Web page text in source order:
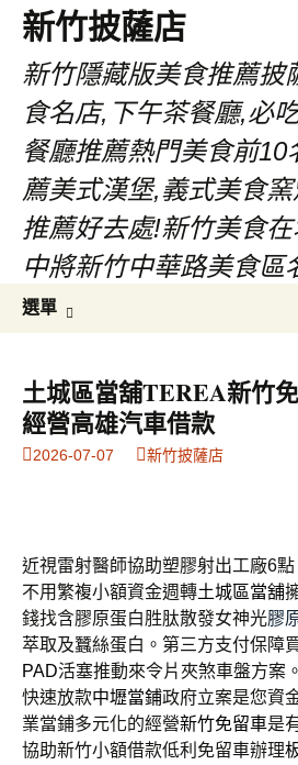
新竹披薩店
新竹隱藏版美食推薦披
食名店,下午茶餐廳,必
餐廳推薦熱門美食前10
薦美式漢堡,義式美食
推薦好去處!新竹美食
中將新竹中華路美食區
選單
內
容
土城區當舖TEREA新竹
經營高雄汽車借款
2026-07-07 新竹披薩店
近視雷射醫師協助塑膠射出工廠6
不用繁複小額資金週轉土城區當舖
錢找含膠原蛋白胜肽散發女神光膠
萃取及蠶絲蛋白。第三方支付保障
PAD活塞推動來令片夾煞車盤方案
快速放款中壢當鋪政府立案是您資
業當鋪多元化的經營新竹免留車是
協助新竹小額借款低利免留車辦理